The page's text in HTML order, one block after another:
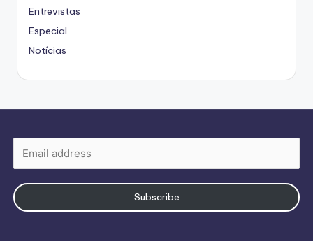
Entrevistas
Especial
Notícias
Subscribe